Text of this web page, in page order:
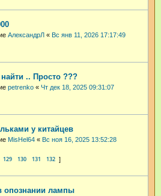
АлександрЛ « Вс янв 11, 2026 17:17:49
найти .. Просто ???
petrenko « Чт дек 18, 2025 09:31:07
у китайцев
MisHel64 « Вс ноя 16, 2025 13:52:28
129 130 131 132
опознании лампы